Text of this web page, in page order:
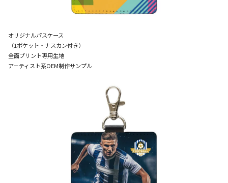
オリジナルパスケース
（1ポケット・ナスカン付き）
全面プリント専用生地
アーティスト系OEM制作サンプル